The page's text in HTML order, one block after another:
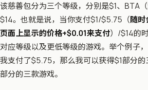
该慈善包分为三个等级，分别是$1、BTA
$14。也就是说，当你支付$1/$5.75（随时
页面上显示的价格+$0.01来支付）/$14的
对应等级以及更低等级的游戏。举个例子
我支付了$5.75，那么我可以获得$1部分
部分的三款游戏。